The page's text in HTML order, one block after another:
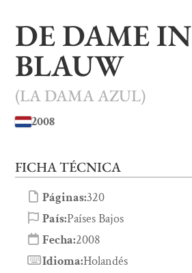
DE DAME IN
BLAUW
(LA DAMA AZUL)
2008
FICHA TÉCNICA
Páginas:320
País:Países Bajos
Fecha:2008
Idioma:Holandés